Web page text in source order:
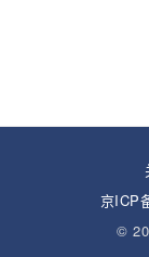
京ICP
©